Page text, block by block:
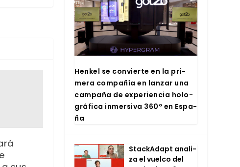
Hen­kel se con­vier­te en la pri­
me­ra com­pa­ñía en lan­zar una
cam­pa­ña de expe­rien­cia holo­
grá­fi­ca inmer­si­va 360º en Espa­
ña
Stac­kA­dapt ana­li­
za el vuel­co del